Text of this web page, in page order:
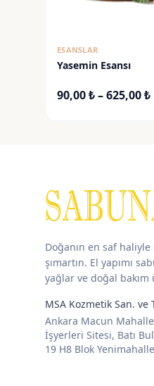
ESANSLAR
Yasemin Esansı
90,00₺–625,00₺
Doğanın en saf
şımartın. El yapımı
yağlar ve doğal
MSA Kozmetik San. ve
Ankara Macun
İşyerleri Sitesi, Batı
19 H8 Blok